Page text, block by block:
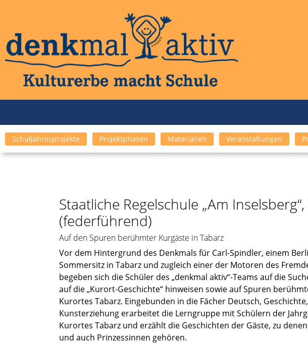
Schuljahresprojekte Projektphasen Materialien Veranstaltungen
Staatliche Regelschule „Am
(federführend)
Auf den Spuren berühmter Kurgäste in Tabarz
Vor dem Hinter­grund des Denkmals für Carl-Spindler, einem
Sommer­sitz in Tabarz und zugleich einer der Motoren des
begeben sich die Schüler des „denkmal aktiv“-Teams auf die
auf die „Kurort-Geschichte“ hinwei­sen sowie auf Spuren
Kurortes Tabarz. Einge­bun­den in die Fächer Deutsch,
Kunst­er­zie­hung erarbei­tet die Lerngruppe mit Schülern der
Kuror­tes Tabarz und erzählt die Geschich­ten der Gäste, zu
und auch Prinzes­sin­nen gehören.